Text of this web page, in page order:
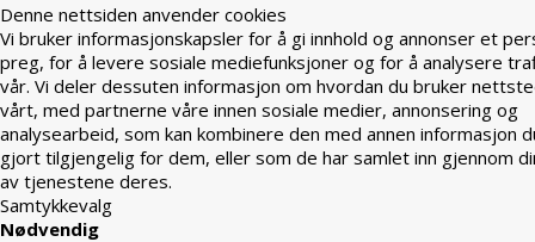
Denne nettsiden anvender cookies
Vi bruker informasjonskapsler for å gi innhold og annonser et
preg, for å levere sosiale mediefunksjoner og for å analysere
vår. Vi deler dessuten informasjon om hvordan du bruker
vårt, med partnerne våre innen sosiale medier, annonsering og
analysearbeid, som kan kombinere den med annen informasjon
gjort tilgjengelig for dem, eller som de har samlet inn gjennom
av tjenestene deres.
Samtykkevalg
Nødvendig